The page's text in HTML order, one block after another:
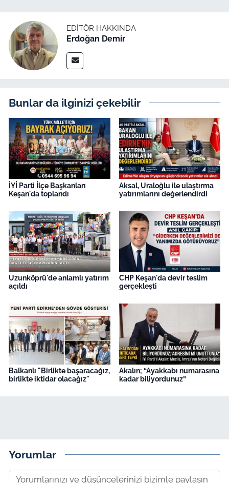
EDITÖR HAKKINDA
Erdoğan Demir
Bunlar da ilginizi çekebilir
İYİ Parti İlçe Başkanları
Keşan'da toplandı
Aksal, Uraloğlu ile ulaştırma
yatırımlarını değerlendirdi
Uzunköprü'de anlamlı yatırım
açıldı
CHP Keşan'da devir teslim
gerçekleşti
Balkanlı "Birlikte başaracağız,
birlikte iktidar olacağız"
Akalın; “Ayakkabı numarasına
kadar biliyordunuz”
Yorumlar
Magazin
İş Dünyası
English News
Canlı Maç
Finans
Genel-A
Gündem-Eğitim